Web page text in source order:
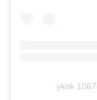
yknk